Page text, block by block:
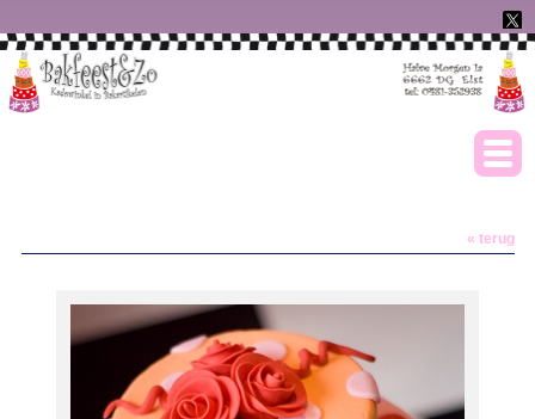
« terug